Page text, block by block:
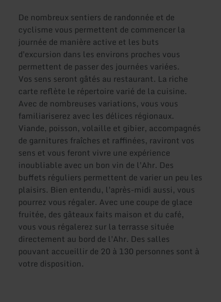
De nombreux sentiers de randonnée et de
cyclisme vous permettent de commencer la
journée de manière active et les buts
d'excursion dans les environs proches vous
permettent de passer des journées variées.
Vos sens seront gâtés au restaurant. La riche
carte reflète le répertoire varié de la cuisine.
Avec de nombreuses variations, vous vous
familiariserez avec les délices régionaux.
Viande, poisson, volaille et gibier, accompagnés
de garnitures fraîches et raffinées, raviront vos
sens et vous feront vivre une expérience
inoubliable avec un bon vin de l'Ahr. Des
buffets réguliers permettent de varier un peu les
plaisirs. Bien entendu, l'après-midi aussi, vous
pourrez vous régaler. Avec une coupe de glace
fruitée, des gâteaux faits maison et du café,
vous vous régalerez sur la terrasse située
directement au bord de l'Ahr. Des salles
pouvant accueillir de 20 à 130 personnes sont à
votre disposition.